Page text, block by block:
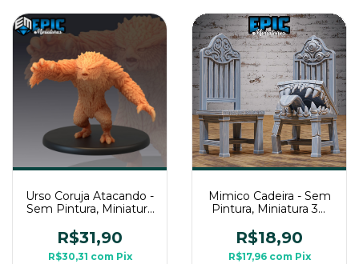
Urso Coruja Atacando -
Sem Pintura, Miniatura
de Mesa
R$31,90
R$30,31 com Pix
Mimico Cadeira - Sem
Pintura, Miniatura 3D
Mesa
R$18,90
R$17,96 com Pix